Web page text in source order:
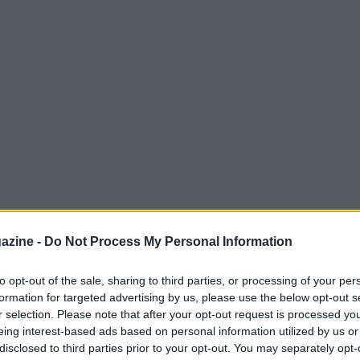
- Do Not Process My Personal Information
opt-out of the sale, sharing to third parties, or processing of your
for targeted advertising by us, please use the below opt-out
selection. Please note that after your opt-out request is processed
interest-based ads based on personal information utilized by us
to third parties prior to your opt-out. You may separately
Premio dellaRepubblica Cecaa Brno è
oscurando persino altri sviluppi della
18:30, la notizia riguarda un episodio
il pilota dell’Apriliaè stato protagonista
la sua moto veniva recuperata.